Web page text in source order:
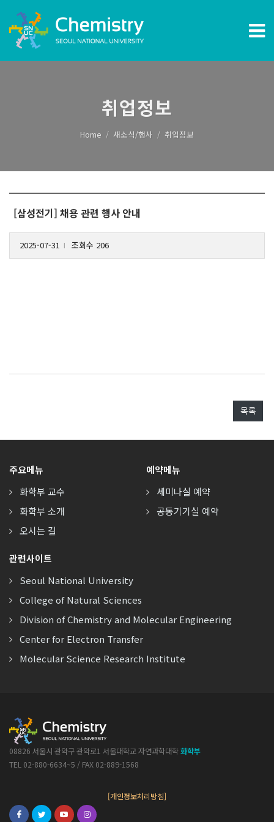
취업정보
Home 새소식/행사 취업정보
[삼성전기] 채용 관련 행사 안내
2025-07-31 조회수 206
목록
주요메뉴
화학부 교수
화학부 소개
오시는 길
예약메뉴
세미나실 예약
공동기기실 예약
관련사이트
Seoul National University
College of Natural Sciences
Division of Chemistry and Molecular Engineering
Center for Electron Transfer
Molecular Science Research Institute
08826 서울시 관악구 관악로1 서울대학교 자연과학대학화학부
TEL 02-880-6634~5 / FAX 02-889-1568
[개인정보처리방침]